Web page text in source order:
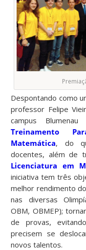
Despontando como
professor Felipe
campus
Treinamento
Matemática, do
docentes, além de
Licenciatura em
iniciativa tem três
melhor rendimento
nas diversas
OBM, OBMEP);
de provas,
precisem se
novos talentos.